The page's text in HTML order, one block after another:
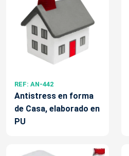
REF: AN-442
Antistress en forma
de Casa, elaborado en
PU